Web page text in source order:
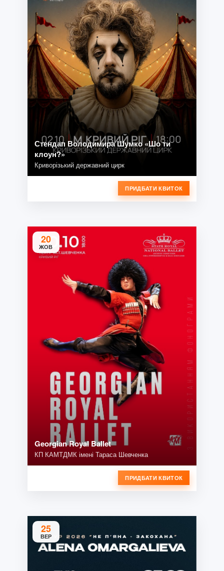
Стендап Володимира Шумко «Шо ти
клоун?»
Криворізький державний цирк
ПРИДБАТИ КВИТОК
20
ЖОВ
Georgian Royal Ballet
КП КАМТДМК імені Тараса Шевченка
ПРИДБАТИ КВИТОК
25
ВЕР